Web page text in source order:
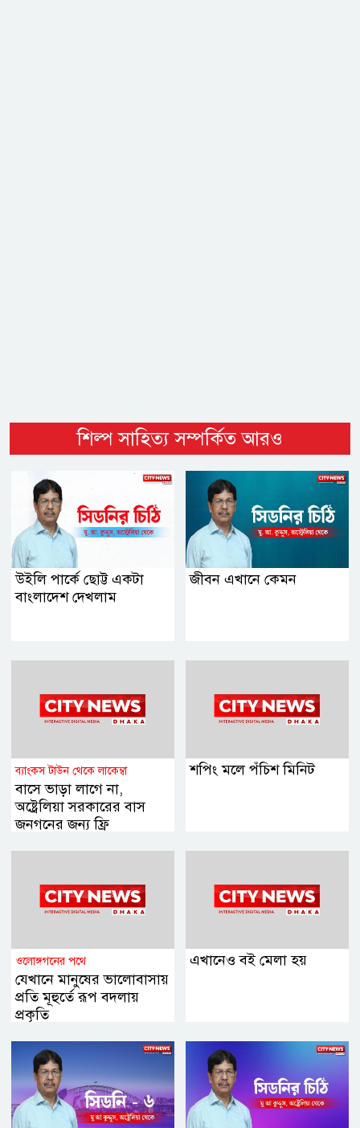
শিল্প সাহিত্য সম্পর্কিত আরও
উইলি পার্কে ছোট্ট একটা
বাংলাদেশ দেখলাম
জীবন এখানে কেমন
ব্যাংকস টাউন থেকে লাকেম্বা
বাসে ভাড়া লাগে না,
অষ্ট্রেলিয়া সরকারের বাস
জনগনের জন্য ফ্রি
শপিং মলে পঁচিশ মিনিট
ওলোঙ্গগনের পথে
যেখানে মানুষের ভালোবাসায়
প্রতি মূহুর্তে রূপ বদলায়
প্রকৃতি
এখানেও বই মেলা হয়